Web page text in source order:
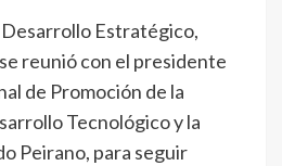
Estratégico,
reunió con el presidente
de Promoción de la
Tecnológico y la
Peirano, para seguir